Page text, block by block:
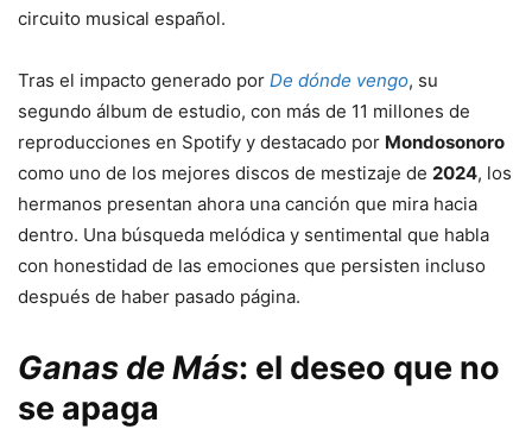
circuito musical español.
Tras el impacto generado por De dónde vengo, su
segundo álbum de estudio, con más de 11 millones de
reproducciones en Spotify y destacado por Mondosonoro
como uno de los mejores discos de mestizaje de 2024, los
hermanos presentan ahora una canción que mira hacia
dentro. Una búsqueda melódica y sentimental que habla
con honestidad de las emociones que persisten incluso
después de haber pasado página.
Ganas deMás: el deseo que no
se apaga